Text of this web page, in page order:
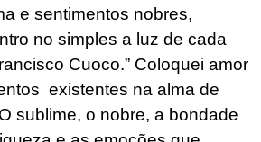
e sentimentos nobres,
no simples a luz de cada
Cuoco.” Coloquei amor
existentes na alma de
sublime, o nobre, a bondade